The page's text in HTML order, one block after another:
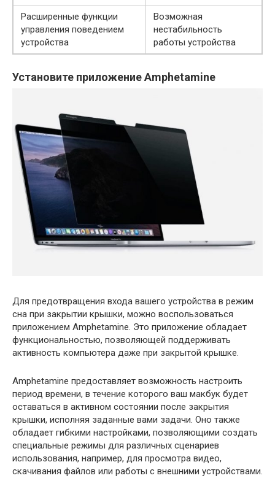
Расширенные функции
управления поведением
устройства
Возможная
нестабильность
работы устройства
Установите приложение Amphetamine
Для предотвращения входа вашего устройства в режим
сна при закрытии крышки, можно воспользоваться
приложением Amphetamine. Это приложение обладает
функциональностью, позволяющей поддерживать
активность компьютера даже при закрытой крышке.
Amphetamine предоставляет возможность настроить
период времени, в течение которого ваш макбук будет
оставаться в активном состоянии после закрытия
крышки, исполняя заданные вами задачи. Оно также
обладает гибкими настройками, позволяющими создать
специальные режимы для различных сценариев
использования, например, для просмотра видео,
скачивания файлов или работы с внешними устройствами.